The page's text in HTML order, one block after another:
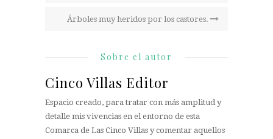
Árboles muy heridos por los castores.
Sobre el autor
Cinco Villas Editor
Espacio creado, para tratar con más amplitud y
detalle mis vivencias en el entorno de esta
Comarca de Las Cinco Villas y comentar aquellos